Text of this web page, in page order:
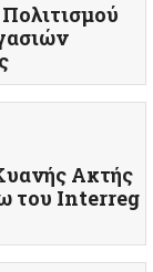
Ακτής
του Interreg